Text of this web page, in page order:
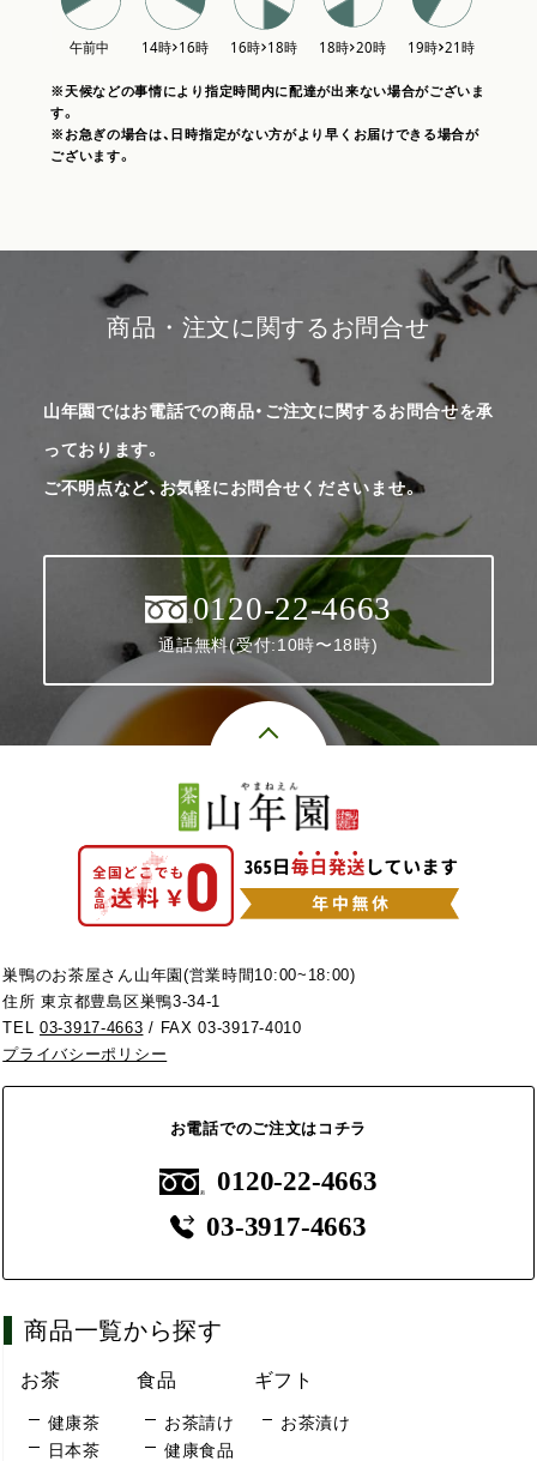
※天候などの事情により指定時間内に配達が出来ない場合がございま
す。
※お急ぎの場合は、日時指定がない方がより早くお届けできる場合が
ございます。
商品・注文に関するお問合せ
山年園ではお電話での商品・ご注文に関するお問合せを承
っております。
ご不明点など、お気軽にお問合せくださいませ。
0120-22-4663
通話無料(受付:10時〜18時)
巣鴨のお茶屋さん山年園(営業時間10:00~18:00)
住所 東京都豊島区巣鴨3-34-1
TEL03-3917-4663 / FAX 03-3917-4010
プライバシーポリシー
お電話でのご注文はコチラ
0120-22-4663
03-3917-4663
商品一覧から探す
お茶
健康茶
日本茶
食品
お茶請け
健康食品
ギフト
お茶漬け